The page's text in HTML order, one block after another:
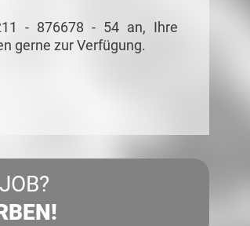
- 876678 - 54 an, Ihre
gerne zur Verfügung.